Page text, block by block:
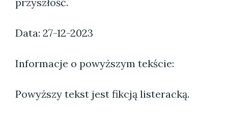
Data: 27-12-2023
Informacje o powyższym tekście:
Powyższy tekst jest fikcją listeracką.